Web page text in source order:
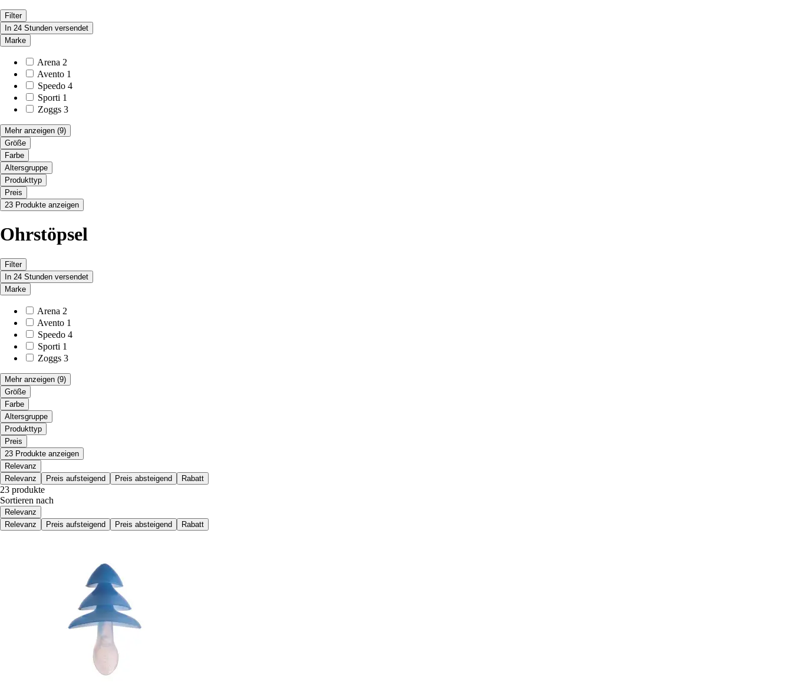
Filter
In 24 Stunden versendet
Marke
Arena 2
Avento 1
Speedo 4
Sporti 1
Zoggs 3
Mehr anzeigen (9)
Größe
Farbe
Altersgruppe
Produkttyp
Preis
23 Produkte anzeigen
Ohrstöpsel
Filter
In 24 Stunden versendet
Marke
Arena 2
Avento 1
Speedo 4
Sporti 1
Zoggs 3
Mehr anzeigen (9)
Größe
Farbe
Altersgruppe
Produkttyp
Preis
23 Produkte anzeigen
Relevanz
Relevanz
Preis aufsteigend Preis absteigend Rabatt
23 produkte
Sortieren nach
Relevanz
Relevanz
Preis aufsteigend Preis absteigend Rabatt